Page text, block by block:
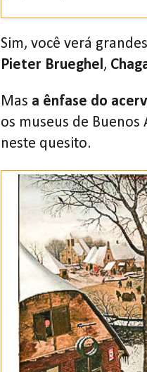
Sim, você verá
Pieter Brueghel ,
Mas a ênfase do
os museus de
neste quesito.